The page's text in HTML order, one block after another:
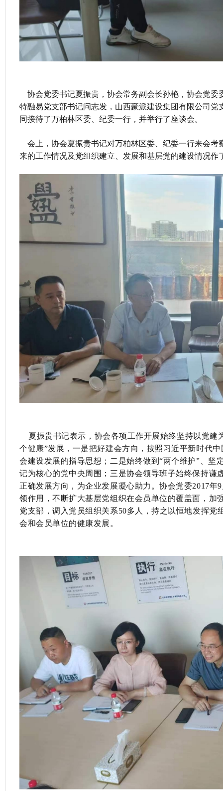
协会党委书记夏振贵，协会常务副会长孙艳，协会党委
特融易党支部书记问志发，山西豪派建设集团有限公司
同接待了万柏林区委、纪委一行，并举行了座谈会。
会上，协会夏振贵书记对万柏林区委、纪委一行来会考
来的工作情况及党组织建立、发展和基层党的建设情况作
夏振贵书记表示，协会各项工作开展始终坚持以党建
个健康”发展，一是把好建会方向，按照习近平新时代
会建设发展的指导思想；二是始终做到“两个维护”、坚
记为核心的党中央周围；三是协会领导班子始终保持谦
正确发展方向，为企业发展凝心助力。协会党委2017
领作用，不断扩大基层党组织在会员单位的覆盖面，加
党支部，调入党员组织关系50多人，持之以恒地发挥
会和会员单位的健康发展。